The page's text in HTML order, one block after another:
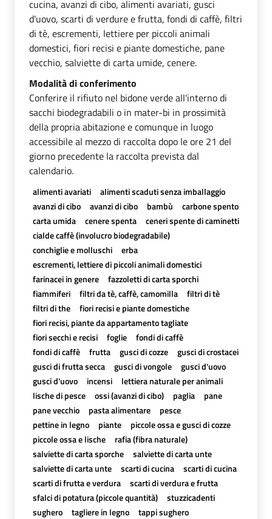
cucina, avanzi di cibo, alimenti avariati, gusci
d'uovo, scarti di verdure e frutta, fondi di caffè, filtri
di tè, escrementi, lettiere per piccoli animali
domestici, fiori recisi e piante domestiche, pane
vecchio, salviette di carta umide, cenere.
Modalità di conferimento
Conferire il rifiuto nel bidone verde all'interno di
sacchi biodegradabili o in mater-bi in prossimità
della propria abitazione e comunque in luogo
accessibile al mezzo di raccolta dopo le ore 21 del
giorno precedente la raccolta prevista dal
calendario.
alimenti avariati
alimenti scaduti senza imballaggio
avanzi di cibo
avanzi di cibo bambù
carbone spento
carta umida
cenere spenta
ceneri spente di caminetti
cialde caffè (involucro biodegradabile)
conchiglie e molluschi
erba
escrementi, lettiere di piccoli animali domestici
farinacei in genere
fazzoletti di carta sporchi
fiammiferi
filtri da tè, caffè, camomilla
filtri di tè
filtri di the
fiori recisi e piante domestiche
fiori recisi, piante da appartamento tagliate
fiori secchi e recisi
foglie
fondi di caffè
fondi di caffè
frutta gusci di cozze
gusci di crostacei
gusci di frutta secca
gusci di vongole
gusci d'uovo
gusci d'uovo
incensi
lettiera naturale per animali
lische di pesce
ossi (avanzi di cibo) paglia
pane
pane vecchio
pasta alimentare
pesce
pettine in legno
piante
piccole ossa e gusci di cozze
piccole ossa e lische
rafia (fibra naturale)
salviette di carta sporche
salviette di carta unte
salviette di carta unte
scarti di cucina
scarti di cucina
scarti di frutta e verdura
scarti di verdura e frutta
sfalci di potatura (piccole quantità)
stuzzicadenti
sughero
tagliere in legno
tappi sughero